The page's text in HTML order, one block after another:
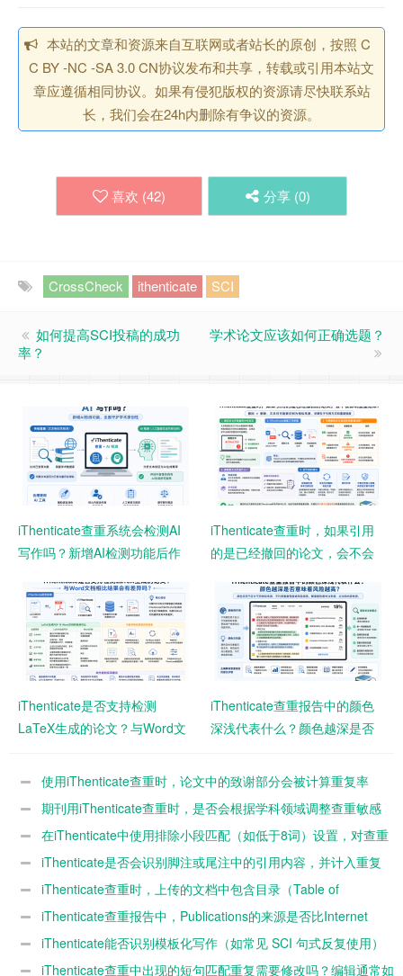
本站的文章和资源来自互联网或者站长的原创，按照 C
C BY -NC -SA 3.0 CN协议发布和共享，转载或引用本站文
章应遵循相同协议。如果有侵犯版权的资源请尽快联系站
长，我们会在24h内删除有争议的资源。
喜欢 (42) 分享 (0)
CrossCheck ithenticate SCI
如何提高SCI投稿的成功
率？
学术论文应该如何正确选题？
iThenticate查重系统会检测AI
写作吗？新增AI检测功能后作
iThenticate查重时，如果引用
的是已经撤回的论文，会不会
iThenticate是否支持检测
LaTeX生成的论文？与Word文
iThenticate查重报告中的颜色
深浅代表什么？颜色越深是否
使用iThenticate查重时，论文中的致谢部分会被计算重复率
吗？期刊用iThenticate查重时，是否会根据学科领域调整查重敏感
度？在iThenticate中使用排除小段匹配（如低于8词）设置，对查重
结果影响有多大？
iThenticate是否会识别脚注或尾注中的引用内容，并计入重复
率？iThenticate查重时，上传的文档中包含目录（Table of
Contents）是否会影响最终重复率？
iThenticate查重报告中，Publications的来源是否比Internet
Sources风险更高？
iThenticate能否识别模板化写作（如常见 SCI 句式反复使用）
并判定为高重复？
iThenticate查重中出现的短句匹配重复需要修改吗？编辑通常如